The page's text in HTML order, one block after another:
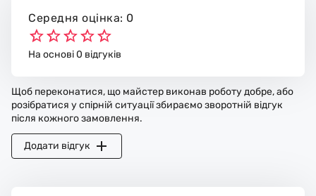
Середня оцінка: 0
На основі 0 відгуків
Щоб переконатися, що майстер виконав роботу добре, або
розібратися у спірній ситуації збираємо зворотній відгук
після кожного замовлення.
Додати відгук